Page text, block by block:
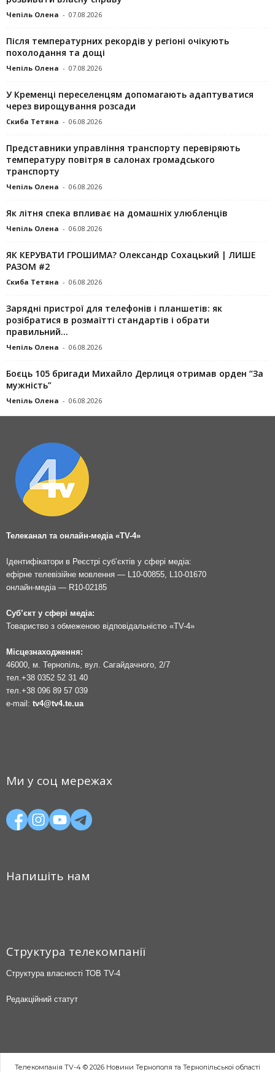
Чепіль Олена - 07.08.2026
Після температурних рекордів у регіоні очікують
похолодання та дощі
Чепіль Олена - 07.08.2026
У Кременці переселенцям допомагають адаптуватися
через вирощування розсади
Скиба Тетяна - 06.08.2026
Представники управління транспорту перевіряють
температуру повітря в салонах громадського
транспорту
Чепіль Олена - 06.08.2026
Як літня спека впливає на домашніх улюбленців
Чепіль Олена - 06.08.2026
ЯК КЕРУВАТИ ГРОШИМА? Олександр Сохацький | ЛИШЕ
РАЗОМ #2
Скиба Тетяна - 06.08.2026
Зарядні пристрої для телефонів і планшетів: як
розібратися в розмаїтті стандартів і обрати
правильний...
Чепіль Олена - 06.08.2026
Боєць 105 бригади Михайло Дерлиця отримав орден “За
мужність”
Чепіль Олена - 06.08.2026
Телеканал та онлайн-медіа «TV-4»
Ідентифікатори в Реєстрі суб’єктів у сфері медіа:
ефірне телевізійне мовлення — L10-00855, L10-01670
онлайн-медіа — R10-02185
Суб’єкт у сфері медіа:
Товариство з обмеженою відповідальністю «TV-4»
Місцезнаходження:
46000, м. Тернопіль, вул. Сагайдачного, 2/7
тел. +38 0352 52 31 40
тел. +38 096 89 57 039
e-mail: tv4@tv4.te.ua
Ми у соц мережах
Напишіть нам
Структура телекомпанії
Структура власності ТОВ TV-4
Редакційний статут
Телекомпанія TV-4 © 2026 Новини Тернополя та Тернопільської області